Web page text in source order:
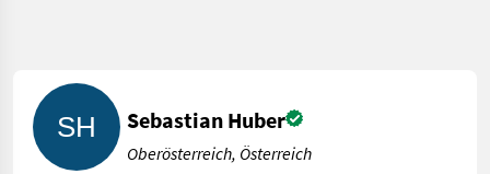
Sebastian Huber
Oberösterreich, Österreich